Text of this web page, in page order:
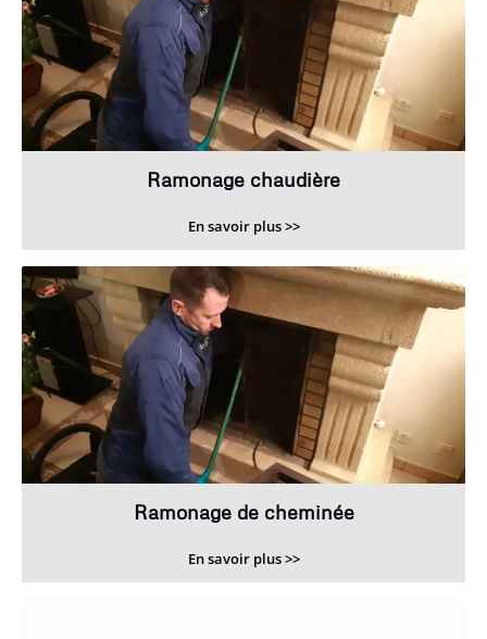
Ramonage chaudière
En savoir plus >>
Ramonage de cheminée
En savoir plus >>